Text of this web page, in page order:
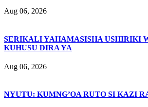
Aug 06, 2026
SERIKALI YAHAMASISHA USHIRIKI
KUHUSU DIRA YA
Aug 06, 2026
NYUTU: KUMNG’OA RUTO SI KAZI